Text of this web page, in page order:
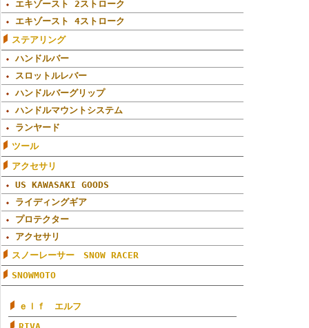
エキゾースト 2ストローク
エキゾースト 4ストローク
ステアリング
ハンドルバー
スロットルレバー
ハンドルバーグリップ
ハンドルマウントシステム
ランヤード
ツール
アクセサリ
US KAWASAKI GOODS
ライディングギア
プロテクター
アクセサリ
スノーレーサー SNOW RACER
SNOWMOTO
ｅｌｆ エルフ